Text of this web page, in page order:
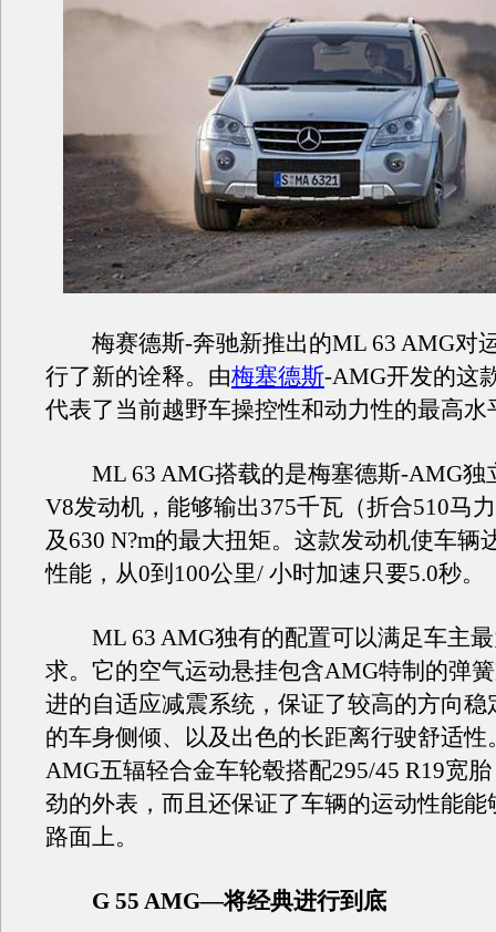
梅赛德斯-奔驰新推出的ML 63 AMG对
行了新的诠释。由梅塞德斯-AMG开发的这
代表了当前越野车操控性和动力性的最高水
ML 63 AMG搭载的是梅塞德斯-AMG独
V8发动机，能够输出375千瓦（折合510马
及630 N?m的最大扭矩。这款发动机使车辆
性能，从0到100公里/ 小时加速只要5.0秒。
ML 63 AMG独有的配置可以满足车主最
求。它的空气运动悬挂包含AMG特制的弹
进的自适应减震系统，保证了较高的方向稳
的车身侧倾、以及出色的长距离行驶舒适性
AMG五辐轻合金车轮毂搭配295/45 R19宽
劲的外表，而且还保证了车辆的运动性能能
路面上。
G 55 AMG—将经典进行到底